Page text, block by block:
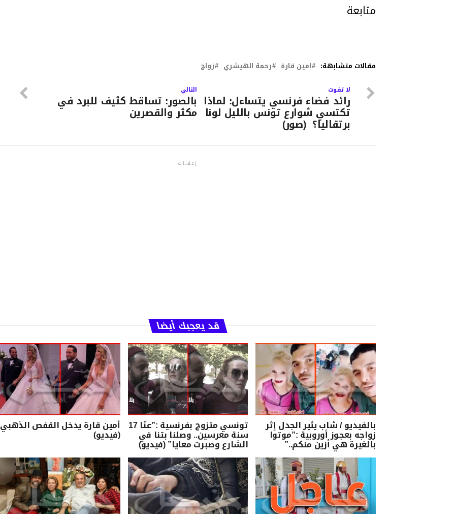
متابعة
مقالات متشابهة: امين قارة رحمة الهيشري زواج
التالي
بالصور: تساقط كثيف للبرد في
مكثر والقصرين
لا تفوت
رائد فضاء فرنسي يتساءل: لماذا
تكتسي شوارع تونس بالليل لونا
برتقاليا؟ (صور)
إعلانات
قد يعجبك أيضا
بالفيديو / شاب يثير الجدل إثر
زواجه بعجوز أوروبية :”موتوا
بالغيرة هي أزين منكم..”
تونسي متزوج بفرنسية :”عنّا 17
سنة معرسين.. وصلنا بتنا في
الشارع وصبرت معايا” (فيديو)
أمين قارة يدخل القفص الذهبي
(فيديو)